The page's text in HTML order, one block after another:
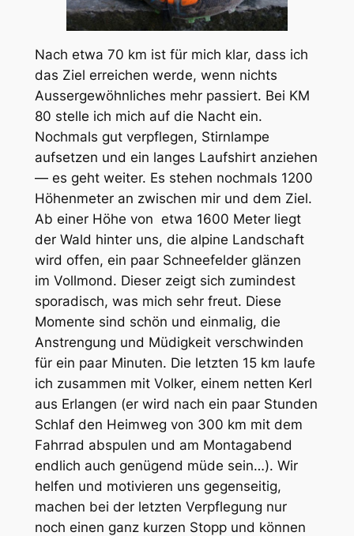
Nach etwa 70 km ist für mich klar, dass ich
das Ziel erreichen werde, wenn nichts
Aussergewöhnliches mehr passiert. Bei KM
80 stelle ich mich auf die Nacht ein.
Nochmals gut verpflegen, Stirnlampe
aufsetzen und ein langes Laufshirt anziehen
— es geht weiter. Es stehen nochmals 1200
Höhenmeter an zwischen mir und dem Ziel.
Ab einer Höhe von etwa 1600 Meter liegt
der Wald hinter uns, die alpine Landschaft
wird offen, ein paar Schneefelder glänzen
im Vollmond. Dieser zeigt sich zumindest
sporadisch, was mich sehr freut. Diese
Momente sind schön und einmalig, die
Anstrengung und Müdigkeit verschwinden
für ein paar Minuten. Die letzten 15 km laufe
ich zusammen mit Volker, einem netten Kerl
aus Erlangen (er wird nach ein paar Stunden
Schlaf den Heimweg von 300 km mit dem
Fahrrad abspulen und am Montagabend
endlich auch genügend müde sein…). Wir
helfen und motivieren uns gegenseitig,
machen bei der letzten Verpflegung nur
noch einen ganz kurzen Stopp und können